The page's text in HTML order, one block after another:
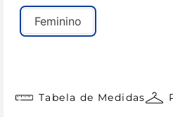
Feminino
Tabela de Medidas